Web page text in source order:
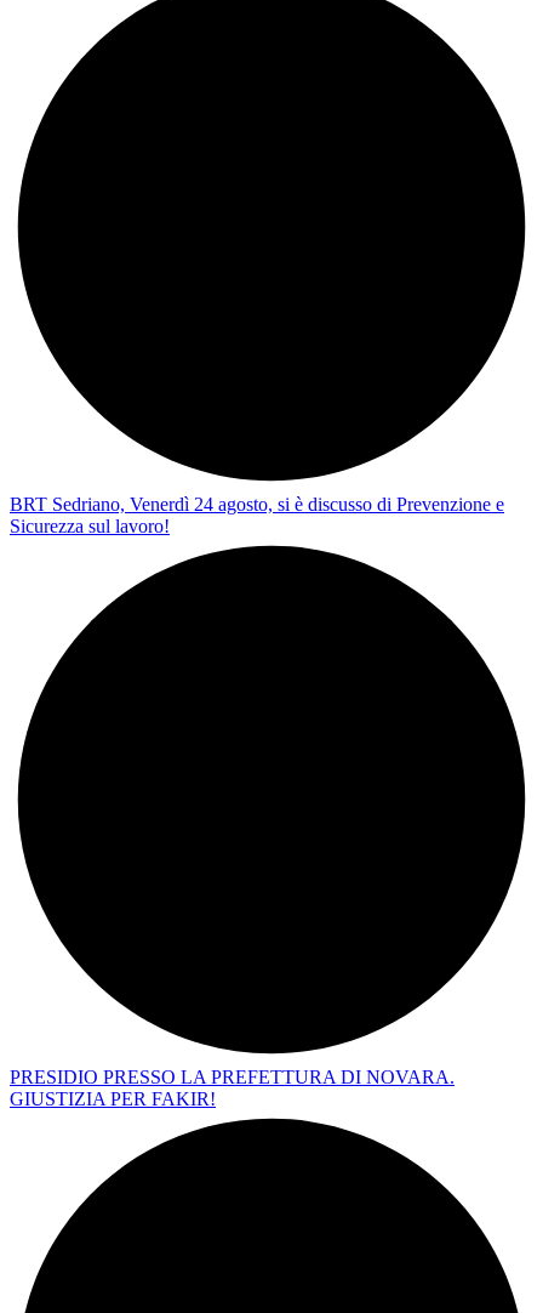
BRT Sedriano, Venerdì 24 agosto, si è discusso di Prevenzione e
Sicurezza sul lavoro!
PRESIDIO PRESSO LA PREFETTURA DI NOVARA.
GIUSTIZIA PER FAKIR!